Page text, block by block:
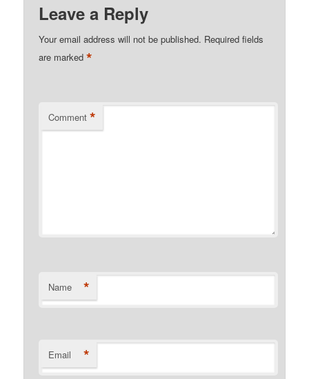
Leave a Reply
Your email address will not be published. Required fields
are marked*
Comment *
Name *
Email *